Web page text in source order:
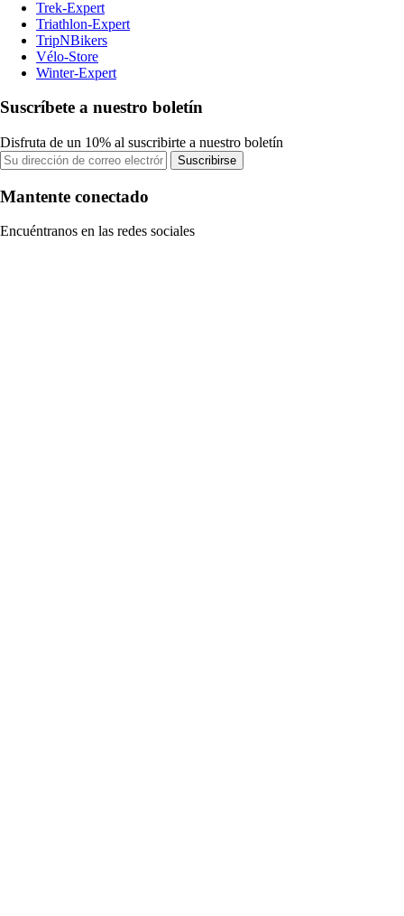
Trek-Expert
Triathlon-Expert
TripNBikers
Vélo-Store
Winter-Expert
Suscríbete a nuestro boletín
Disfruta de un 10% al suscribirte a nuestro boletín
Suscribirse
Mantente conectado
Encuéntranos en las redes sociales